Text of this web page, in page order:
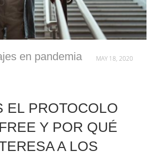
en pandemia
MAY 18, 2020
EL PROTOCOLO
Y POR QUÉ
A LOS